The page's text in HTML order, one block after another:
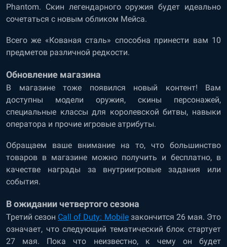
Phantom. Скин легендарного оружия будет идеально
сочетаться с новым обликом Мейса.
Всего же «Кованая сталь» способна принести вам 10
предметов различной редкости.
Обновление магазина
В магазине тоже появился новый контент! Вам
доступны модели оружия, скины персонажей,
специальные классы для королевской битвы, навыки
оператора и прочие игровые атрибуты.
Обращаем ваше внимание на то, что большинство
товаров в магазине можно получить и бесплатно, в
качестве награды за внутриигровые задания или
события.
В ожидании четвертого сезона
Третий сезон Call of Duty: Mobileзакончится 26 мая. Это
означает, что следующий тематический блок стартует
27 мая. Пока что неизвестно, к чему он будет